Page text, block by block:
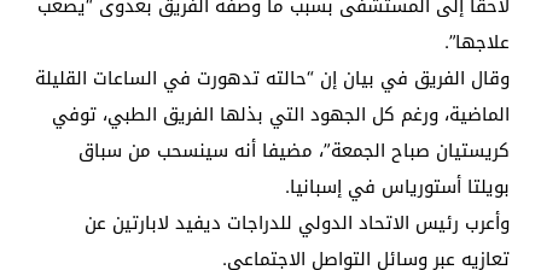
علاجها”.
وقال الفريق في بيان إن “حالته تدهورت في الساعات القليلة
الماضية، ورغم كل الجهود التي بذلها الفريق الطبي، توفي
كريستيان صباح الجمعة”، مضيفا أنه سينسحب من سباق
بويلتا أستورياس في إسبانيا.
وأعرب رئيس الاتحاد الدولي للدراجات ديفيد لابارتين عن
تعازيه عبر وسائل التواصل الاجتماعي.